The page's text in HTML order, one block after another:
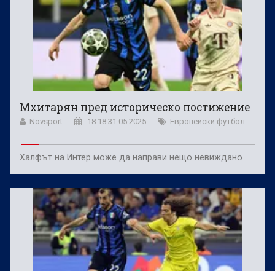
Мхитарян пред историческо постижение
Novsport 18:18 31.05.2025 Европейски футбол
Халфът на Интер може да направи нещо невиждано